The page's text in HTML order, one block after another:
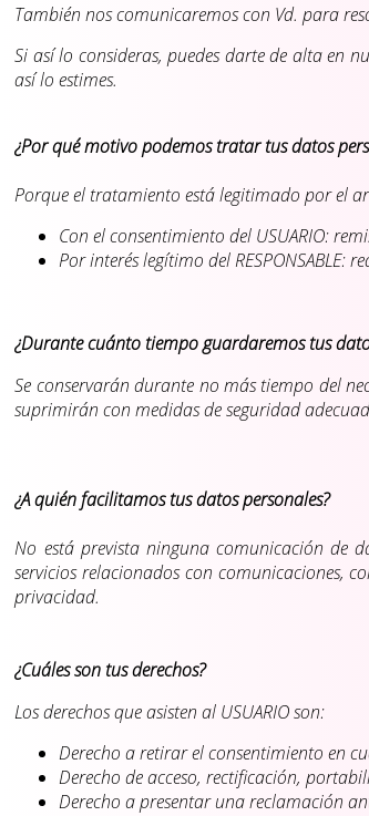
También nos comunicaremos con Vd. para
Si así lo consideras, puedes darte de alta en
así lo estimes.
¿Por qué motivo podemos tratar tus datos
Porque el tratamiento está legitimado por el
Con el consentimiento del USUARIO:
Por interés legítimo del RESPONSABLE:
¿Durante cuánto tiempo guardaremos tus
Se conservarán durante no más tiempo del
suprimirán con medidas de seguridad
¿A quién facilitamos tus datos personales?
No está prevista ninguna comunicación de
servicios relacionados con comunicaciones,
privacidad.
¿Cuáles son tus derechos?
Los derechos que asisten al USUARIO son:
Derecho a retirar el consentimiento en
Derecho de acceso, rectificación,
Derecho a presentar una reclamación